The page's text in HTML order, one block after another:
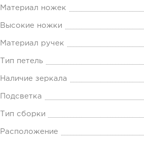
Материал ножек
Высокие ножки
Материал ручек
Тип петель
Наличие зеркала
Подсветка
Тип сборки
Расположение